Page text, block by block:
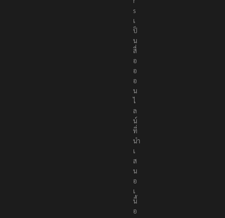
e
r
s
เ
ป็
น
สื่
อ
อ
อ
น
ไ
ล
น์
ที่
นำ
เ
ส
น
อ
เ